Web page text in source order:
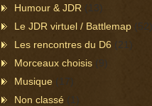
Humour & JDR (13)
Le JDR virtuel / Battlemap (52)
Les rencontres du D6 (21)
Morceaux choisis (9)
Musique (17)
Non classé (1)